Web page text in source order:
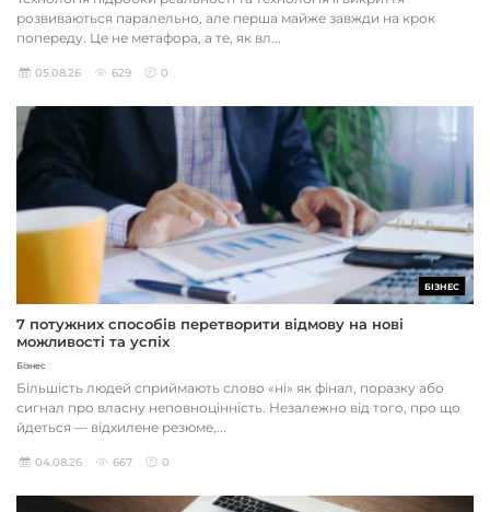
розвиваються паралельно, але перша майже завжди на крок
попереду. Це не метафора, а те, як вл...
05.08.26 629 0
БІЗНЕС
7 потужних способів перетворити відмову на нові
можливості та успіх
Бізнес
Більшість людей сприймають слово «ні» як фінал, поразку або
сигнал про власну неповноцінність. Незалежно від того, про що
йдеться — відхилене резюме,...
04.08.26 667 0